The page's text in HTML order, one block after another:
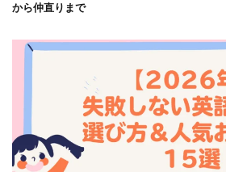
から仲直りまで